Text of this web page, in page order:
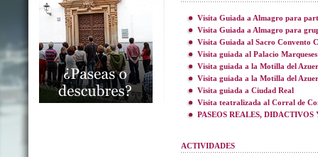
Visita Guiada a Almagro para
Visita Guiada a Almagro para
Visita Guiada al Sacro Convento
Visita guiada al Palacio
Visita guiada a la Motilla del
Visita guiada a la Motilla del
Visita guiada a Ciudad Real
Visita teatralizada al Corral de
PASEOS REALES,
ACTIVIDADES